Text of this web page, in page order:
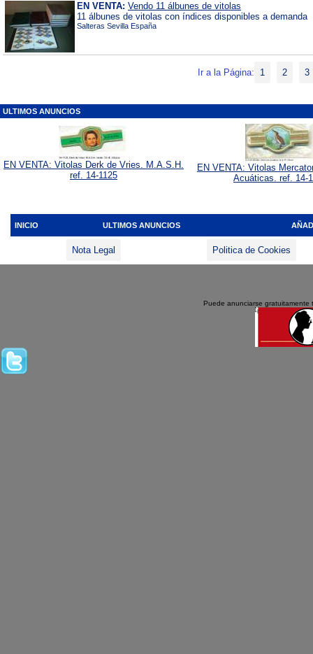
EN VENTA: Vendo 11 álbunes de vitolas
11 álbunes de vitolas con índices disponibles a demanda
Salteras Sevilla España
Ir a la Página: 1 2 3
ULTIMOS ANUNCIOS
EN VENTA: Vitolas Derk de Vries. M.A.S.H.
ref. 14-1125
EN VENTA: Vitolas
Acuáticas. ref. 14-
INICIO ULTIMOS ANUNCIOS
Nota Legal Politica de Cookies
Puede anunciarse